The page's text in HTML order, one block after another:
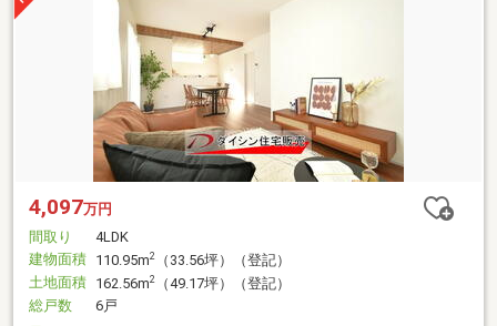
4,097万円
間取り
4LDK
建物面積 110.95m2
（33.56坪）（登記）
土地面積 162.56m2
（49.17坪）（登記）
総戸数
6戸